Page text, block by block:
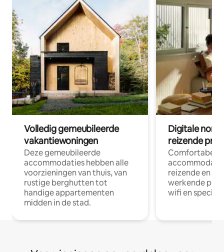
Volledig gemeubileerde
vakantiewoningen
Deze gemeubileerde
accommodaties hebben alle
voorzieningen van thuis, van
rustige berghutten tot
handige appartementen
midden in de stad.
Digitale
reizende
Comfortabele
reizende en
werkende
wifi en